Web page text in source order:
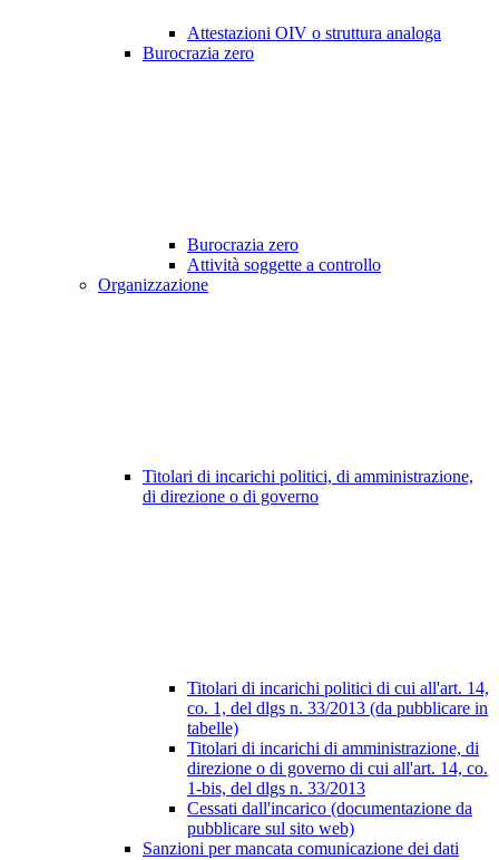
Attestazioni OIV o struttura analoga
Burocrazia zero
Burocrazia zero
Attività soggette a controllo
Organizzazione
Titolari di incarichi politici, di amministrazione,
di direzione o di governo
Titolari di incarichi politici di cui all'art. 14,
co. 1, del dlgs n. 33/2013 (da pubblicare in
tabelle)
Titolari di incarichi di amministrazione, di
direzione o di governo di cui all'art. 14, co.
1-bis, del dlgs n. 33/2013
Cessati dall'incarico (documentazione da
pubblicare sul sito web)
Sanzioni per mancata comunicazione dei dati